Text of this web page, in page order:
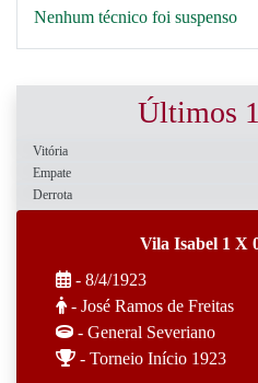
Nenhum técnico foi suspenso
Últimos
Vitória
Empate
Derrota
Vila Isabel 1 X
- 8/4/1923
- José Ramos de Freitas
- General Severiano
- Torneio Início 1923